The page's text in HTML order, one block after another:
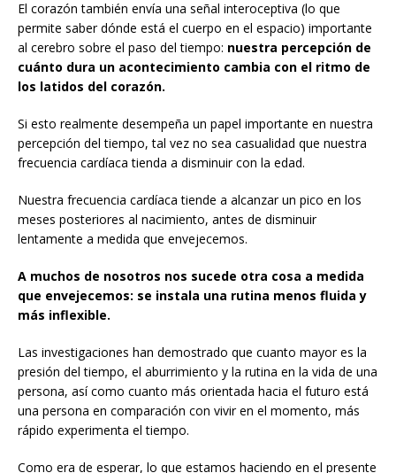
El corazón también envía una señal interoceptiva (lo que
permite saber dónde está el cuerpo en el espacio) importante
al cerebro sobre el paso del tiempo: nuestra percepción de
cuánto dura un acontecimiento cambia con el ritmo de
los latidos del corazón.
Si esto realmente desempeña un papel importante en nuestra
percepción del tiempo, tal vez no sea casualidad que nuestra
frecuencia cardíaca tienda a disminuir con la edad.
Nuestra frecuencia cardíaca tiende a alcanzar un pico en los
meses posteriores al nacimiento, antes de disminuir
lentamente a medida que envejecemos.
A muchos de nosotros nos sucede otra cosa a medida
que envejecemos: se instala una rutina menos fluida y
más inflexible.
Las investigaciones han demostrado que cuanto mayor es la
presión del tiempo, el aburrimiento y la rutina en la vida de una
persona, así como cuanto más orientada hacia el futuro está
una persona en comparación con vivir en el momento, más
rápido experimenta el tiempo.
Como era de esperar, lo que estamos haciendo en el presente